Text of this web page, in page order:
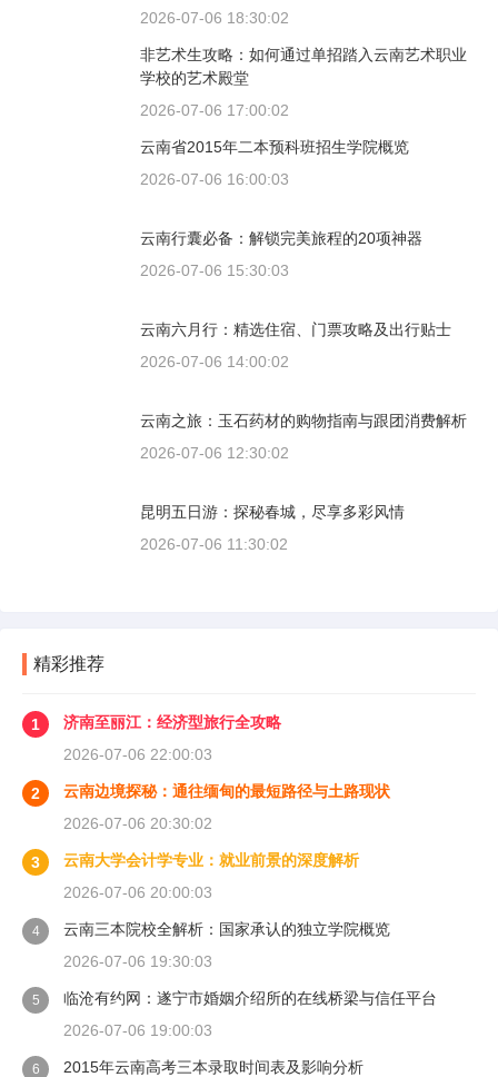
2026-07-06 18:30:02
非艺术生攻略：如何通过单招踏入云南艺术职业
学校的艺术殿堂
2026-07-06 17:00:02
云南省2015年二本预科班招生学院概览
2026-07-06 16:00:03
云南行囊必备：解锁完美旅程的20项神器
2026-07-06 15:30:03
云南六月行：精选住宿、门票攻略及出行贴士
2026-07-06 14:00:02
云南之旅：玉石药材的购物指南与跟团消费解析
2026-07-06 12:30:02
昆明五日游：探秘春城，尽享多彩风情
2026-07-06 11:30:02
精彩推荐
1
济南至丽江：经济型旅行全攻略
2026-07-06 22:00:03
2
云南边境探秘：通往缅甸的最短路径与土路现状
2026-07-06 20:30:02
3
云南大学会计学专业：就业前景的深度解析
2026-07-06 20:00:03
4
云南三本院校全解析：国家承认的独立学院概览
2026-07-06 19:30:03
5
临沧有约网：遂宁市婚姻介绍所的在线桥梁与信任平台
2026-07-06 19:00:03
6 2015年云南高考三本录取时间表及影响分析